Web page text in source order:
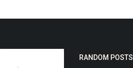
RANDOM POSTS